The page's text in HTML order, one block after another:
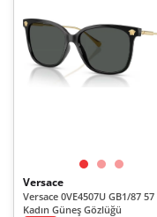
Versace
Versace 0VE4507U GB1/87 57
Kadın Güneş Gözlüğü